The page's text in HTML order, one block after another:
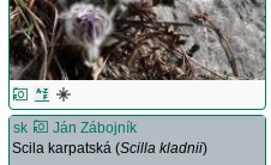
sk
Ján Zábojník
Scila karpatská (Scilla kladnii)